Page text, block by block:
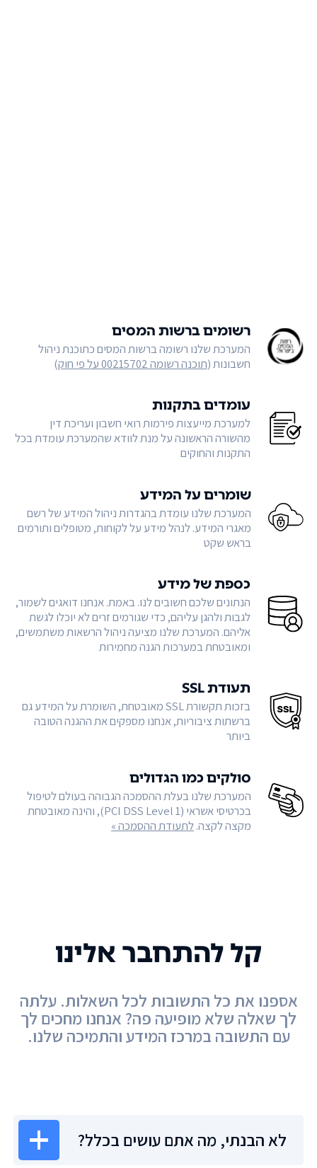
רשומים ברשות המסים
המערכת שלנו רשומה ברשות המסים כתוכנת ניהול
חשבונות (תוכנה רשומה 00215702 על פי חוק )
עומדים בתקנות
למערכת מייעצות פירמות רואי חשבון ועריכת דין
מהשורה הראשונה על מנת לוודא שהמערכת עומדת בכל
התקנות והחוקים
שומרים על המידע
המערכת שלנו עומדת בהגדרות ניהול המידע של רשם
מאגרי המידע. לנהל מידע על לקוחות, מטופלים ותורמים
בראש שקט
כספת של מידע
הנתונים שלכם חשובים לנו. באמת. אנחנו דואגים לשמור,
לגבות ולהגן עליהם, כדי שגורמים זרים לא יוכלו לגשת
אליהם. המערכת שלנו מציעה ניהול הרשאות משתמשים,
ומאובטחת במערכות הגנה מחמירות
תעודת SSL
בזכות תקשורת SSL מאובטחת, השומרת על המידע גם
ברשתות ציבוריות, אנחנו מספקים את ההגנה הטובה
ביותר
סולקים כמו הגדולים
המערכת שלנו בעלת ההסמכה הגבוהה בעולם לטיפול
בכרטיסי אשראי (PCI DSS Level 1), והינה מאובטחת
מקצה לקצה.לתעודת ההסמכה »
לא הבנתי, מה אתם עושים בכלל?
קל להתחבר אלינו
אספנו את כל התשובות לכל השאלות. עלתה
לך שאלה שלא מופיעה פה? אנחנו מחכים לך
עם התשובה במרכז המידע והתמיכה שלנו.